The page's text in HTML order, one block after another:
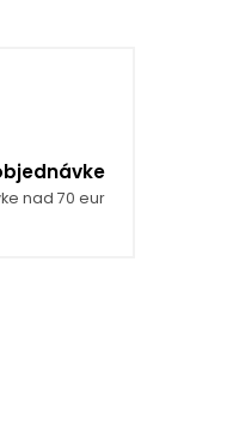
nad 70 eur